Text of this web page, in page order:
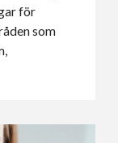
för
som